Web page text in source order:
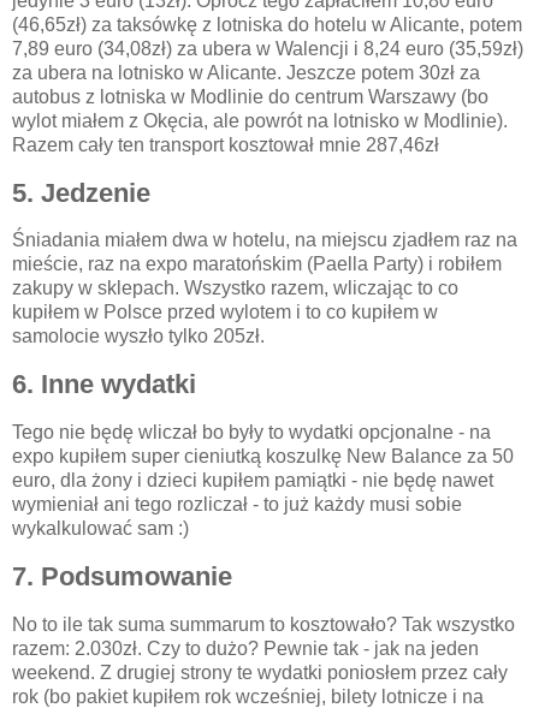
(46,65zł) za taksówkę z lotniska do hotelu w Alicante, potem
7,89 euro (34,08zł) za ubera w Walencji i 8,24 euro (35,59zł)
za ubera na lotnisko w Alicante. Jeszcze potem 30zł za
autobus z lotniska w Modlinie do centrum Warszawy (bo
wylot miałem z Okęcia, ale powrót na lotnisko w Modlinie).
Razem cały ten transport kosztował mnie 287,46zł
5. Jedzenie
Śniadania miałem dwa w hotelu, na miejscu zjadłem raz na
mieście, raz na expo maratońskim (Paella Party) i robiłem
zakupy w sklepach. Wszystko razem, wliczając to co
kupiłem w Polsce przed wylotem i to co kupiłem w
samolocie wyszło tylko 205zł.
6. Inne wydatki
Tego nie będę wliczał bo były to wydatki opcjonalne - na
expo kupiłem super cieniutką koszulkę New Balance za 50
euro, dla żony i dzieci kupiłem pamiątki - nie będę nawet
wymieniał ani tego rozliczał - to już każdy musi sobie
wykalkulować sam :)
7. Podsumowanie
No to ile tak suma summarum to kosztowało? Tak wszystko
razem: 2.030zł. Czy to dużo? Pewnie tak - jak na jeden
weekend. Z drugiej strony te wydatki poniosłem przez cały
rok (bo pakiet kupiłem rok wcześniej, bilety lotnicze i na